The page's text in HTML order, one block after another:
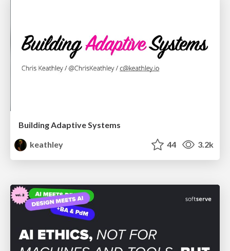
Building Adaptive Systems
keathley
44 3.2k